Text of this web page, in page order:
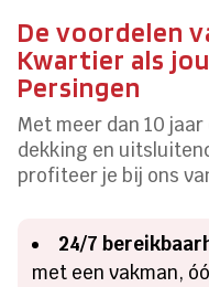
De voordelen
Kwartier als
Persingen
Met meer dan 10
dekking en
profiteer je bij ons
24/7
met een vakman,